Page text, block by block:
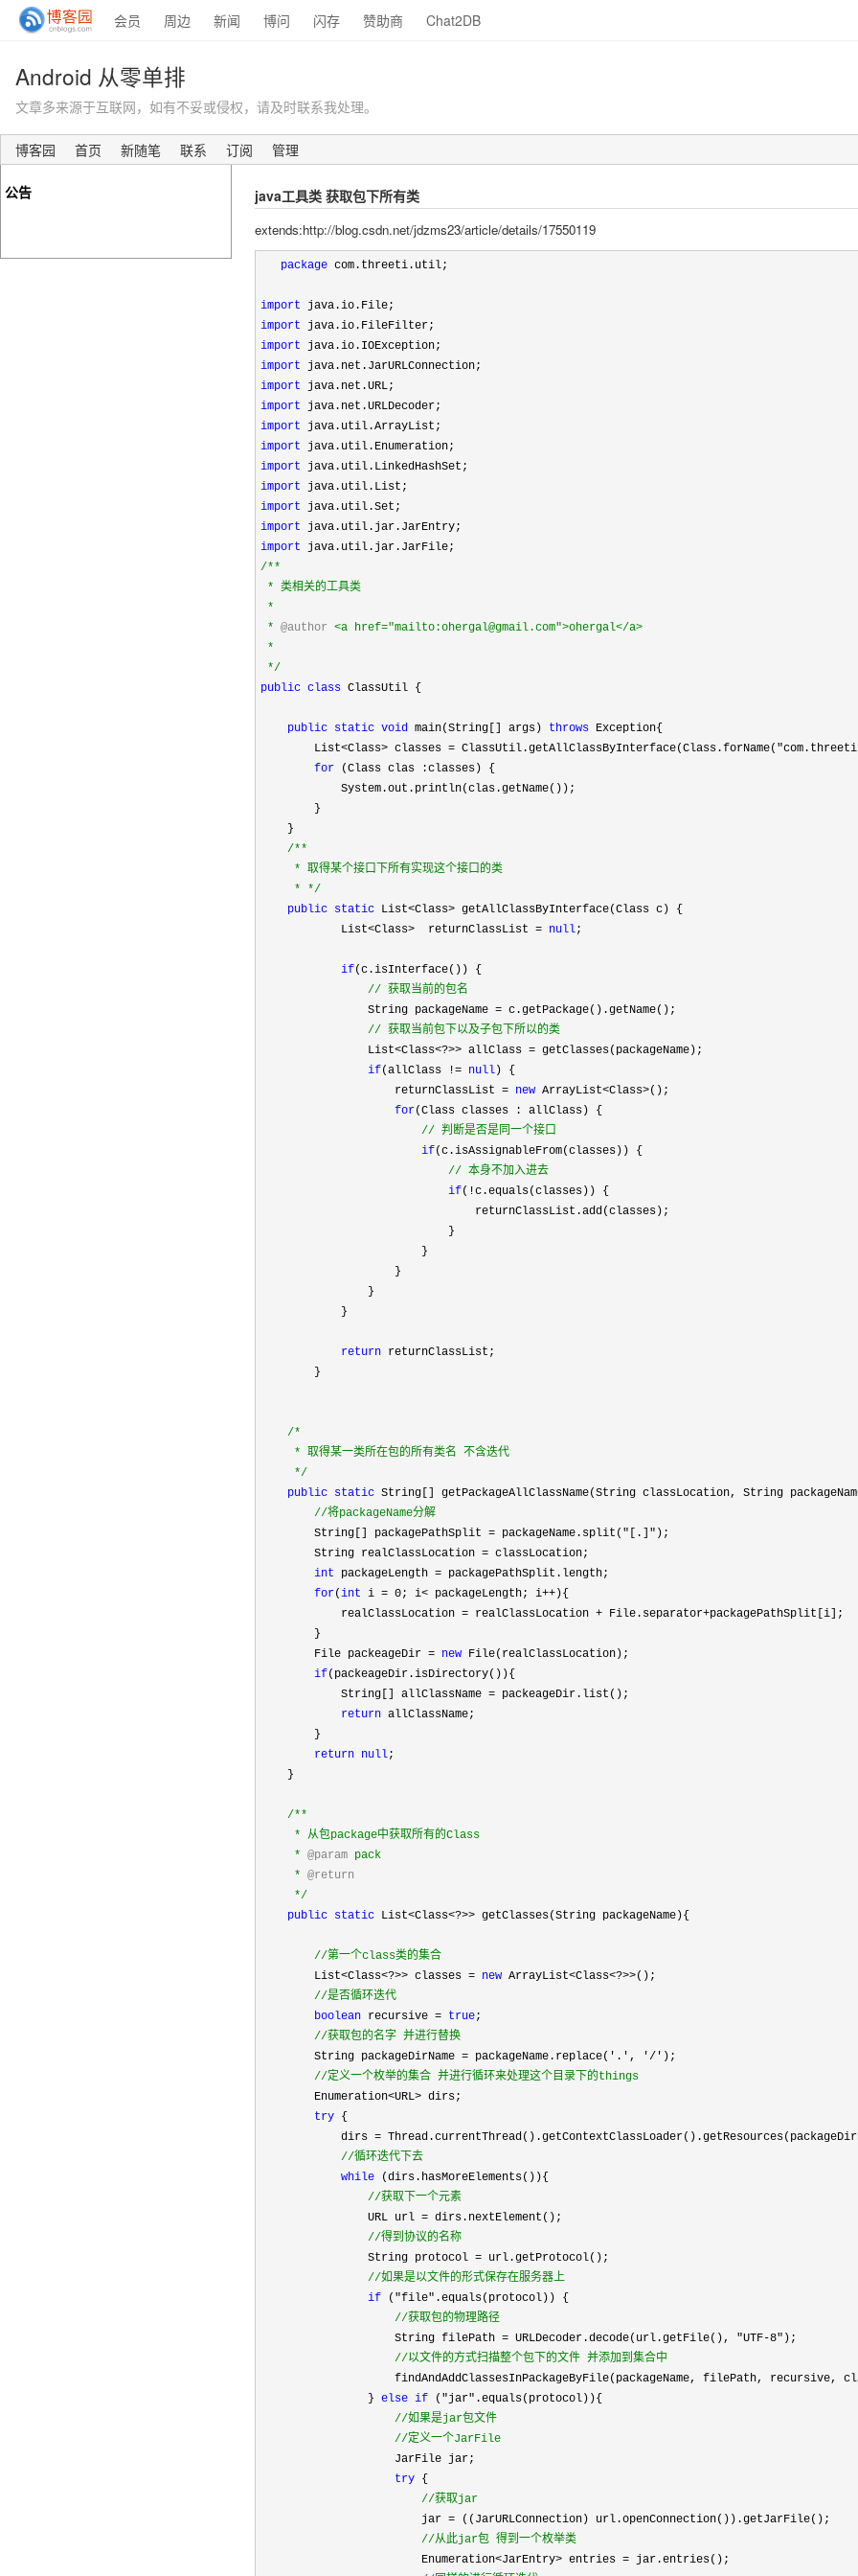
会员 周边 新闻 博问 闪存 赞助商 Chat2DB
Android 从零单排
文章多来源于互联网，如有不妥或侵权，请及时联系我处理。
博客园 首页 新随笔 联系 订阅 管理
java工具类 获取包下所有类
extends:http://blog.csdn.net/jdzms23/article/details/17550119
package com.threeti.util;
import
import
import
import
import
import
import
import
import
import
import
import
import
/**
* 类相关的工具类
*
* @author <a href="mailto:ohergal@gmail.com">ohergal</a>
*
*/
public class ClassUtil {
public static void main(String[] args) throws Exception{
List<Class> classes =
for (Class clas :classes) {
System.out.println(clas.getName());
}
}
/**
* 取得某个接口下所有实现这个接口的类
* */
public static List<Class> getAllClassByInterface(Class c) {
List<Class>  returnClassList = null;
if(c.isInterface()) {
// 获取当前的包名
String packageName = c.getPackage().getName();
// 获取当前包下以及子包下所以的类
List<Class<?>> allClass = getClasses(packageName);
if(allClass != null ) {
returnClassList = new ArrayList<Class>();
for(Class classes : allClass) {
// 判断是否是同一个接口
if(c.isAssignableFrom(classes)) {
// 本身不加入进去
if(!c.equals(classes)) {
returnClassList.add(classes);
}
}
}
}
}
return returnClassList;
}
/*
* 取得某一类所在包的所有类名 不含迭代
*/
public static String[] getPackageAllClassName(String classLocation, String
//将packageName分解
String[] packagePathSplit = packageName.split("[.]" );
String realClassLocation = classLocation;
int packageLength = packagePathSplit.length;
for(int i = 0; i< packageLength; i++ ){
realClassLocation = realClassLocation + File.separator+packagePathSplit[i];
}
File packeageDir = new File(realClassLocation);
if(packeageDir.isDirectory()){
String[] allClassName = packeageDir.list();
return allClassName;
}
return null;
}
/**
* 从包package中获取所有的Class
* @param pack
* @return
*/
public static List<Class<?>> getClasses(String packageName){
//第一个class类的集合
List<Class<?>> classes = new ArrayList<Class<?>>();
//是否循环迭代
boolean recursive = true;
//获取包的名字 并进行替换
String packageDirName = packageName.replace('.', '/' );
//定义一个枚举的集合 并进行循环来处理这个目录下的things
Enumeration<URL> dirs;
try {
dirs =
//循环迭代下去
while (dirs.hasMoreElements()){
//获取下一个元素
URL url = dirs.nextElement();
//得到协议的名称
String protocol = url.getProtocol();
//如果是以文件的形式保存在服务器上
if ("file" .equals(protocol)) {
//获取包的物理路径
String filePath = URLDecoder.decode(url.getFile(), "UTF-8" );
//以文件的方式扫描整个包下的文件 并添加到集合中
findAndAddClassesInPackageByFile(packageName, filePath, recursive,
} else if ("jar" .equals(protocol)){
//如果是jar包文件
//定义一个JarFile
JarFile jar;
try {
//获取jar
jar = ((JarURLConnection) url.openConnection()).getJarFile();
//从此jar包 得到一个枚举类
Enumeration<JarEntry> entries = jar.entries();
公告